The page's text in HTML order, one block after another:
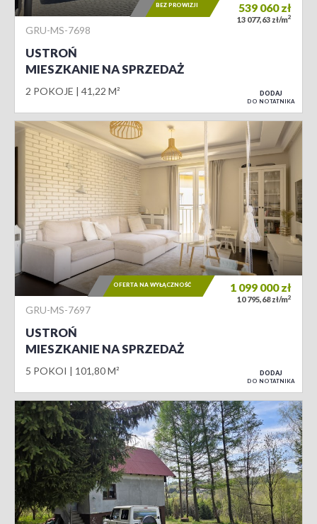
GRU-MS-7698
USTROŃ
MIESZKANIE NA SPRZEDAŻ
2 POKOJE 41,22 M²
539 060zł
13 077,63 zł/m2
BEZ PROWIZJI
DODAJ
DO NOTATNIKA
GRU-MS-7697
USTROŃ
MIESZKANIE NA SPRZEDAŻ
5 POKOI 101,80 M²
1 099 000zł
10 795,68 zł/m2
OFERTA NA WYŁĄCZNOŚĆ
DODAJ
DO NOTATNIKA